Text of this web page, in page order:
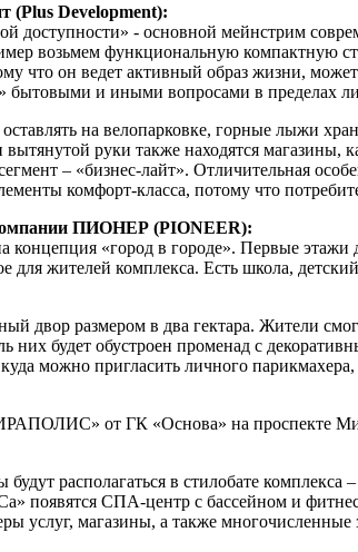
(Plus Development):
доступности» - основной мейнстрим
возьмем функциональную компактную
что он ведет активный образ жизни,
бытовыми и иными вопросами в пределах
на велопарковке, горные лыжи
руки также находятся
– «бизнес-лайт». Отличительная
комфорт-класса, потому что
ПИОНЕР (PIONEER):
концепция «город в городе». Первые
жителей комплекса. Есть школа,
размером в два гектара. Жители
них будет обустроен променад с
можно пригласить личного
от ГК «Основа» на проспекте
располагаться в стилобате комплекса
СПА-центр с бассейном и
услуг, магазины, а также